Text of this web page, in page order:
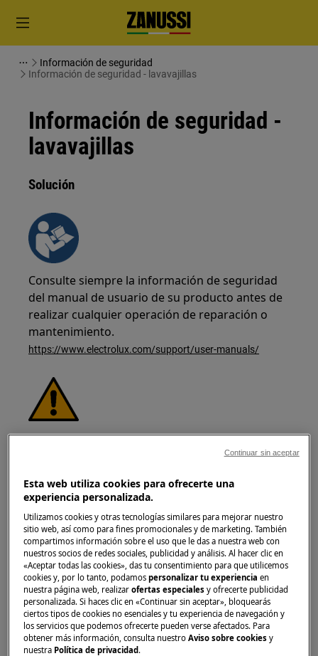
Información de seguridad
Información de seguridad - lavavajillas
Información de seguridad -
lavavajillas
Solución
Consulte siempre la información de seguridad
del manual de usuario de su producto antes de
realizar cualquier operación de reparación o
mantenimiento.
https://www.electrolux.com/support/user-manuals/
¡ADVERTENCIA!RIESGO DE DESCARGA
Antes de cualquier operación de reparación o
mantenimiento, desactive el aparato y
desconecte el enchufe de la toma de corriente.
Esta web utiliza cookies para ofrecerte una
experiencia personalizada.
Utilizamos cookies y otras tecnologías similares para mejorar nuestro
sitio web, así como para fines promocionales y de marketing. También
compartimos información sobre el uso que le das a nuestra web con
nuestros socios de redes sociales, publicidad y análisis. Al hacer clic en
«Aceptar todas las cookies», das tu consentimiento para que utilicemos
cookies y, por lo tanto, podamospersonalizar tu experienciaen
nuestra página web, realizarofertas especiales y ofrecerte publicidad
personalizada. Si haces clic en «Continuar sin aceptar», bloquearás
ciertos tipos de cookies no esenciales y tu experiencia de navegación y
los servicios que podemos ofrecerte pueden verse afectados. Para
obtener más información, consulta nuestroAviso sobre cookies y
nuestra Política de privacidad.
Continuar sin aceptar